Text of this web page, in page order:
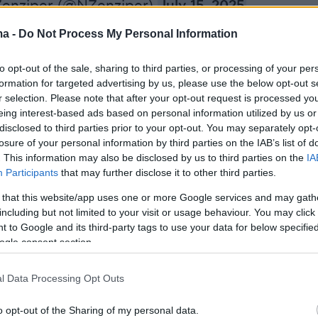
- Do Not Process My Personal Information
opt-out of the sale, sharing to third parties, or processing of your
for targeted advertising by us, please use the below opt-out
selection. Please note that after your opt-out request is processed
interest-based ads based on personal information utilized by us
to third parties prior to your opt-out. You may separately
of your personal information by third parties on the IAB’s list of
This information may also be disclosed by us to third parties on the
Participants that may further disclose it to other third parties.
that this website/app uses one or more Google services and may
but not limited to your visit or usage behaviour. You may
to Google and its third-party tags to use your data for below
consent section.
Data Processing Opt Outs
opt-out of the Sharing of my personal data.
(@NZenziper)July 15, 2025
Ένοχος αλλά ελεύθερος – Οι επόμενες
– Η «ανατομία» της καταδικαστικής απόφασης
στο protothema.gr: Στους χωρισμούς δεν
βγάζεις ανακοινώσεις, ακόμη και αν είσαι
25 χρόνια από τη δολοφονία του
τη Greek Mafia